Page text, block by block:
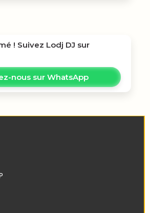
! Suivez Lodj DJ sur
nous sur WhatsApp